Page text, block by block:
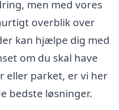
men med vores
overblik over
kan hjælpe dig med
om du skal have
eller parket, er vi her
bedste løsninger.